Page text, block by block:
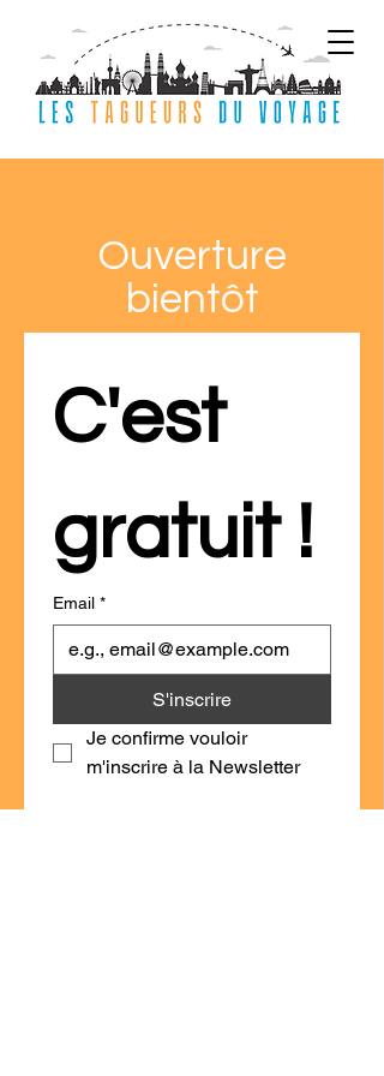
Ouverture
bientôt
C'est
gratuit !
Email *
S'inscrire
Je confirme vouloir
m'inscrire à la Newsletter